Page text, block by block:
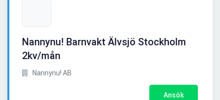
Nannynu! Barnvakt Älvsjö Stockholm
2kv/mån
Nannynu! AB
Ansök